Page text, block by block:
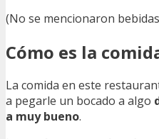
(No se mencionaron
Cómo es la
La comida en este
a pegarle un bocado a algo
a muy bueno.